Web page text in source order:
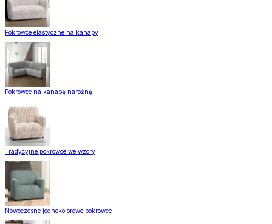
Pokrowce elastyczne na kanapy
Pokrowce na kanapę narożną
Tradycyjne pokrowce we wzory
Nowoczesne jednokolorowe pokrowce